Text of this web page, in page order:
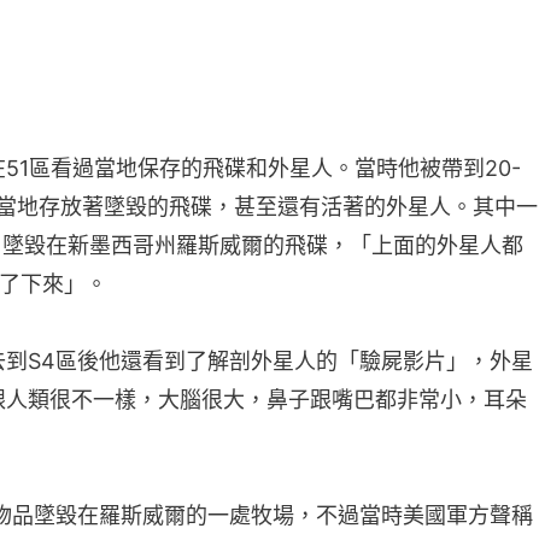
區看過當地保存的飛碟和外星人。當時他被帶到20-
地存放著墜毀的飛碟，甚至還有活著的外星人。其中一
毀在新墨西哥州羅斯威爾的飛碟，「上面的外星人都
下來」。
S4區後他還看到了解剖外星人的「驗屍影片」，外星
類很不一樣，大腦很大，鼻子跟嘴巴都非常小，耳朵
品墜毀在羅斯威爾的一處牧場，不過當時美國軍方聲稱